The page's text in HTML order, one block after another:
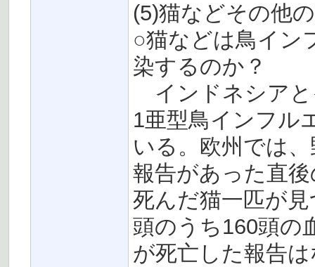
(5)猫などその他
○猫などは鳥イン
染するのか？
インドネシアと
1亜型鳥インフル
いる。欧州では
報告があった直
死んだ猫一匹が
頭のうち160頭の
が死亡した報告